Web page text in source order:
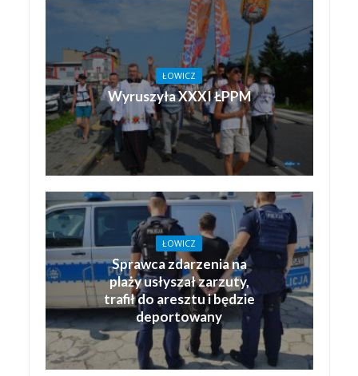
ŁOWICZ
Wyruszyła XXXI ŁPPM
ŁOWICZ
Sprawca zdarzenia na
plaży usłyszał zarzuty,
trafił do aresztu i będzie
deportowany